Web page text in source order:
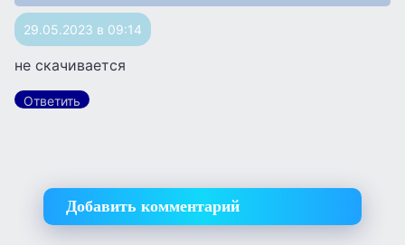
29.05.2023 в 09:14
не скачивается
Ответить
Добавить комментарий